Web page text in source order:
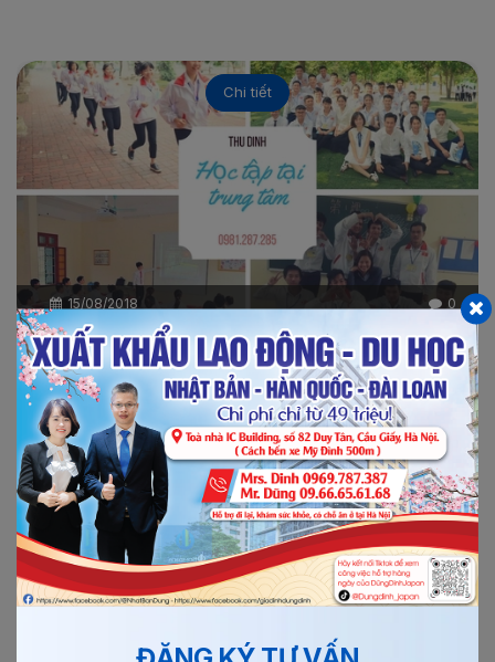
15/08/2018 0
Chi tiết
ĐƠN HÀNG XỬ LÝ THIẾT BỊ ĐIỆN TỬ ĐI NHẬT...
Công ty BATIMEX HÀ NỘI thông báo tuyển 09 lao động
nữ tham gia thi tuyển đơn hàng xử lý thiết bị điện tử đi...
Xem thêm